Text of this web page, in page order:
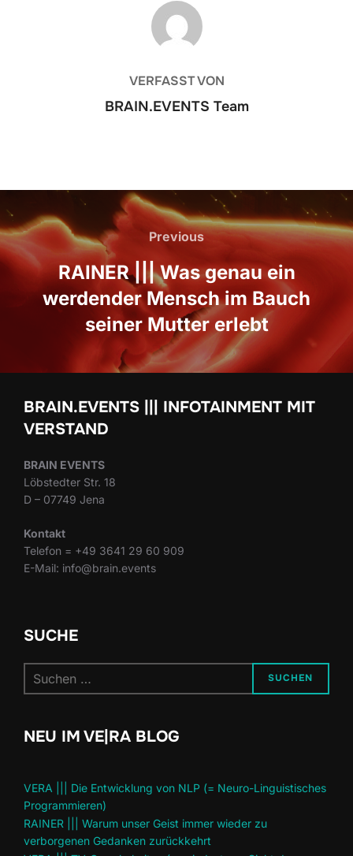
BEITRAGSAUTOR
VERFASST VON
BRAIN.EVENTS Team
Beitrags-
Navigation
Previous
Previous
RAINER ||| Was genau ein
werdender Mensch im Bauch
seiner Mutter erlebt
BRAIN.EVENTS ||| INFOTAINMENT MIT
VERSTAND
BRAIN EVENTS
Löbstedter Str. 18
D – 07749 Jena
Kontakt
Telefon = +49 3641 29 60 909
E-Mail: info@brain.events
SUCHE
nach:
SUCHEN
NEU IM VE|RA BLOG
VERA ||| Die Entwicklung von NLP (= Neuro-Linguistisches
Programmieren)
RAINER ||| Warum unser Geist immer wieder zu
verborgenen Gedanken zurückkehrt